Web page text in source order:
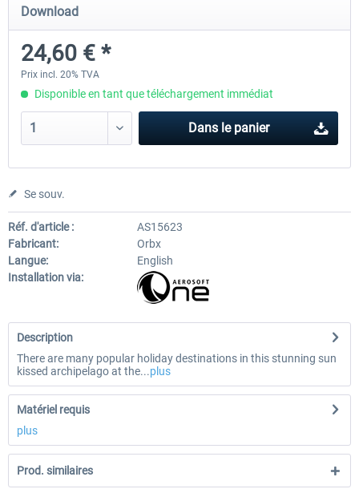
Airport Berlin Brandenburg V2 XP
30,20 € *
Download
24,60 € *
Prix incl. 20% TVA
Disponible en tant que téléchargement immédiat
Dans le panier
Se souv.
Réf. d'article :
AS15623
Fabricant:
Orbx
Langue:
English
Installation via:
Description
There are many popular holiday destinations in this stunning sun
kissed archipelago at the...plus
Matériel requis
plus
Prod. similaires